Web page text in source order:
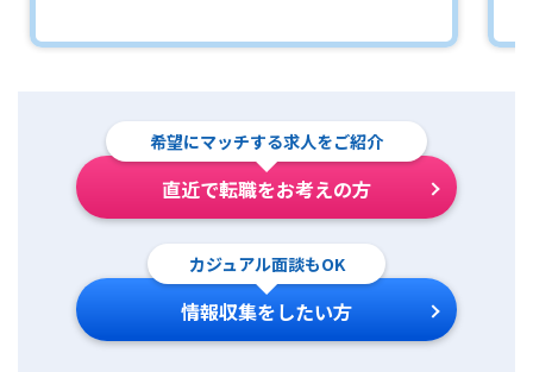
希望にマッチする求人をご紹介
直近で転職をお考えの方
カジュアル面談もOK
情報収集をしたい方